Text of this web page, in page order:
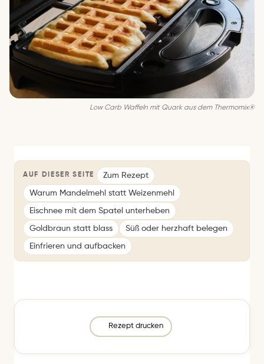
Low Carb Waf­feln mit Quark aus dem Thermomix®
AUF DIESER SEITE Zum Rezept
Warum Mandelmehl statt Weizenmehl
Eischnee mit dem Spatel unterheben
Goldbraun statt blass Süß oder herzhaft belegen
Einfrieren und aufbacken
Rezept drucken